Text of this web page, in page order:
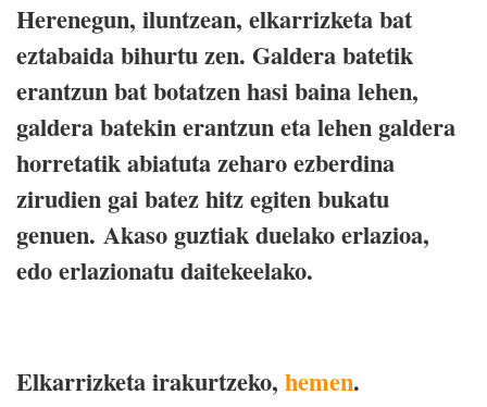
Herenegun, iluntzean, elkarrizketa bat
eztabaida bihurtu zen. Galdera batetik
erantzun bat botatzen hasi baina lehen,
galdera batekin erantzun eta lehen galdera
horretatik abiatuta zeharo ezberdina
zirudien gai batez hitz egiten bukatu
genuen. Akaso guztiak duelako erlazioa,
edo erlazionatu daitekeelako.
Elkarrizketa irakurtzeko, hemen.